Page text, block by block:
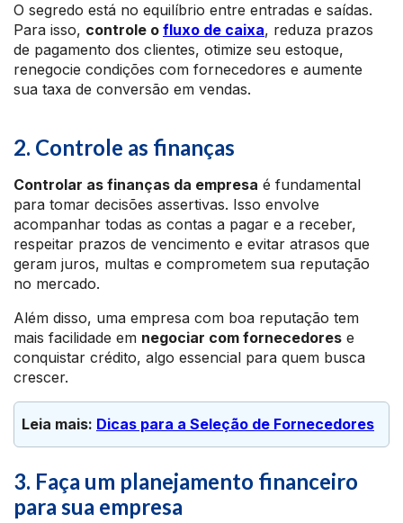
O segredo está no equilíbrio entre entradas e saídas.
Para isso, controle o fluxo de caixa, reduza prazos
de pagamento dos clientes, otimize seu estoque,
renegocie condições com fornecedores e aumente
sua taxa de conversão em vendas.
2. Controle as finanças
Controlar as finanças da empresa é fundamental
para tomar decisões assertivas. Isso envolve
acompanhar todas as contas a pagar e a receber,
respeitar prazos de vencimento e evitar atrasos que
geram juros, multas e comprometem sua reputação
no mercado.
Além disso, uma empresa com boa reputação tem
mais facilidade em negociar com fornecedores e
conquistar crédito, algo essencial para quem busca
crescer.
Leia mais: Dicas para a Seleção de Fornecedores
3. Faça um planejamento financeiro
para sua empresa